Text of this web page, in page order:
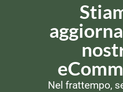
Nel frattempo,